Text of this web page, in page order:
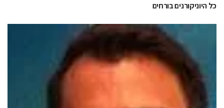
כל היוניקורנים בורחים